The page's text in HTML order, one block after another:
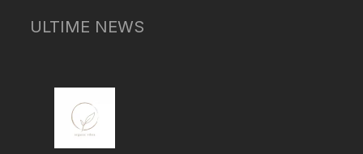
ULTIME NEWS